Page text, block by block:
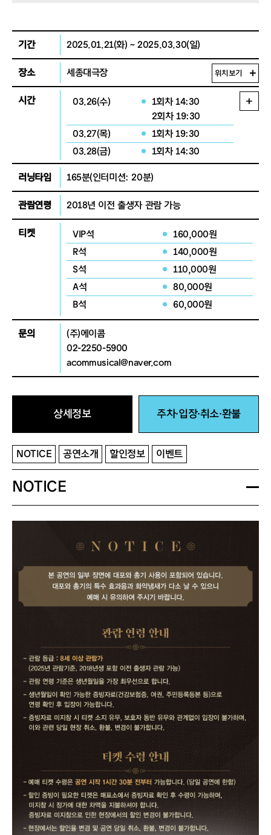
기간 2025.01.21(화) ~ 2025.03.30(일)
장소 세종대극장 위치보기
시간 03.26(수)
1회차 14:30
2회차 19:30
03.27(목)
1회차 19:30
03.28(금)
1회차 14:30
2회차 19:30
03.29(토)
1회차 14:00
03.30(일)
1회차 14:00
러닝타임 165분(인터미션: 20분)
관람연령 2018년 이전 출생자 관람 가능
티켓 VIP석
160,000원
R석
140,000원
S석
110,000원
A석
80,000원
B석
60,000원
문의
(주)에이콤
02-2250-5900
acommusical@naver.com
상세정보 주차·입장·취소·환불
NOTICE 공연소개 할인정보 이벤트
NOTICE